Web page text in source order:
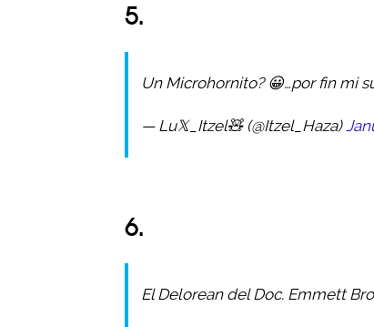
5.
Un Microhornito? 😀…por fin mi
— Lu𝕏_Itzel🧸 (@Itzel_Haza)
6.
El Delorean del Doc. Emmett